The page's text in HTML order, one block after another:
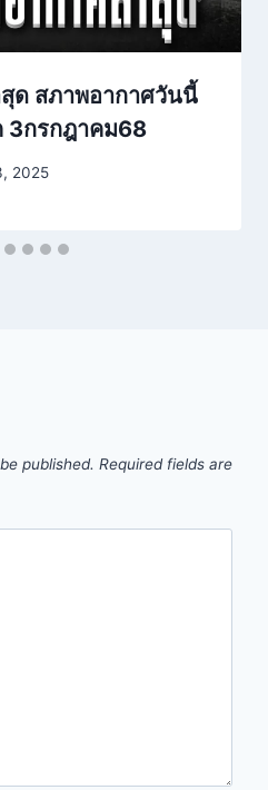
ด สภาพอากาศวันนี้
3กรกฎาคม68
2025
published. Required fields are